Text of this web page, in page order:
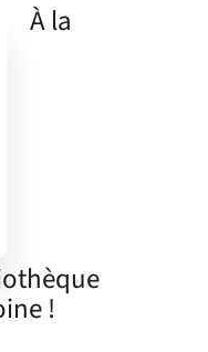
À la
!